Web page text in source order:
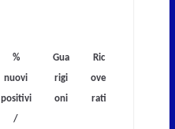
%
nuovi
positivi
/
Gua
rigi
oni
Ric
ove
rati